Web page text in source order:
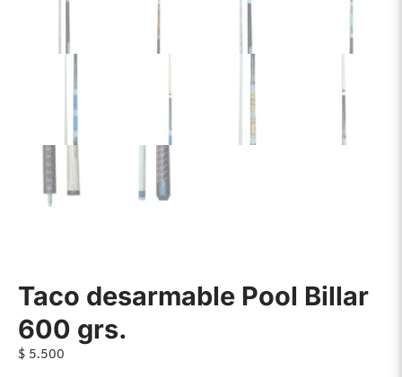
Taco desarmable Pool Billar
600 grs.
$ 5.500